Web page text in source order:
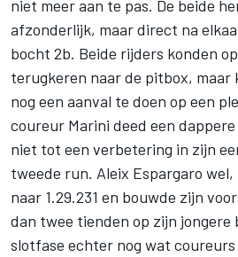
niet meer aan te pas. De beide
afzonderlijk, maar direct na
bocht 2b. Beide rijders konden
terugkeren naar de pitbox, maar
nog een aanval te doen op een
coureur Marini deed een
niet tot een verbetering in zijn
tweede run. Aleix Espargaro
naar 1.29.231 en bouwde zijn
dan twee tienden op zijn jongere
slotfase echter nog wat